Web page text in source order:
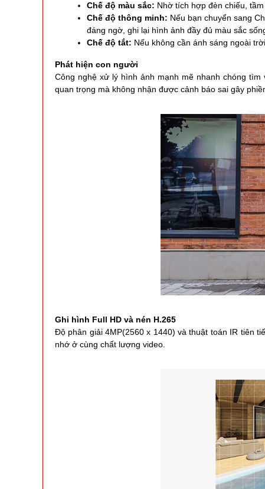
Chế độ màu sắc: Nhờ tích hợp đèn chiếu,
Chế độ thông minh: Nếu bạn chuyển sang
đáng ngờ, ghi lại hình ảnh đầy đủ màu sắc
Chế độ tắt: Nếu không cần ánh sáng ngoài
Phát hiện con người
Công nghệ xử lý hình ảnh mạnh mẽ nhanh chóng
quan trọng mà không nhận được cảnh báo sai gây
Ghi hình Full HD và nén H.265
Độ phân giải 4MP(2560 x 1440) và thuật toán IR tiên
nhớ ở cùng chất lượng video.